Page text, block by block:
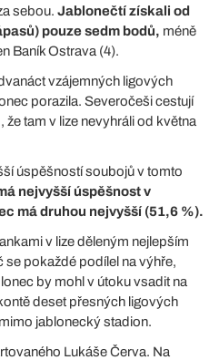
sebou. Jablonečtí získali od
pouze sedm bodů, méně
Baník Ostrava (4).
vzájemných ligových
porazila. Severočeši cestují
tam v lize nevyhráli od května
úspěšností soubojů v tomto
nejvyšší úspěšnost v
má druhou nejvyšší (51,6 %).
v lize děleným nejlepším
se pokaždé podílel na výhře,
by mohl v útoku vsadit na
deset přesných ligových
jablonecký stadion.
Lukáše Červa. Na